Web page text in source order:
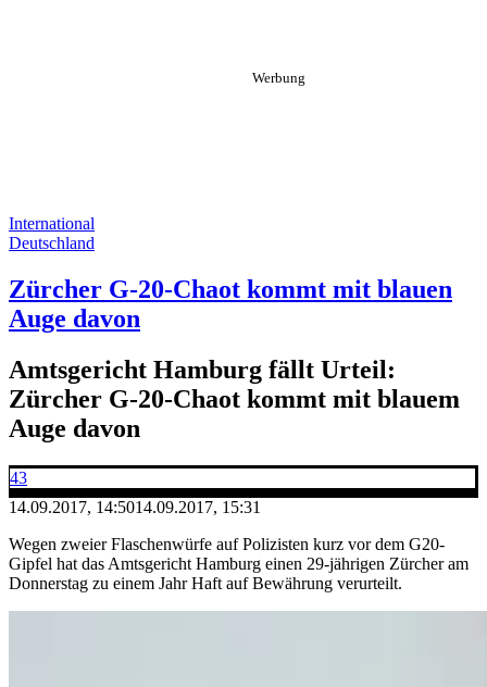
International
Deutschland
Zürcher G-20-Chaot kommt mit blauen
Auge davon
Amtsgericht Hamburg fällt Urteil:
Zürcher G-20-Chaot kommt mit blauem
Auge davon
43
14.09.2017, 14:5014.09.2017, 15:31
Wegen zweier Flaschenwürfe auf Polizisten kurz vor dem G20-
Gipfel hat das Amtsgericht Hamburg einen 29-jährigen Zürcher am
Donnerstag zu einem Jahr Haft auf Bewährung verurteilt.